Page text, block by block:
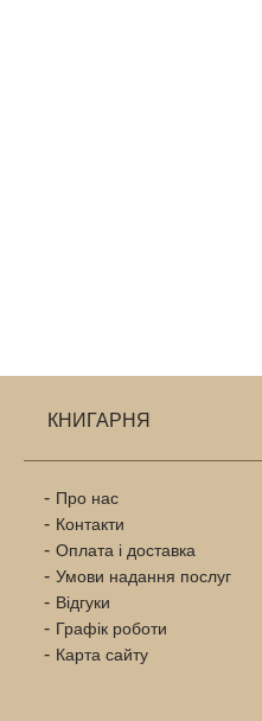
КНИГАРНЯ
Про нас
Контакти
Оплата і доставка
Умови надання послуг
Відгуки
Графік роботи
Карта сайту